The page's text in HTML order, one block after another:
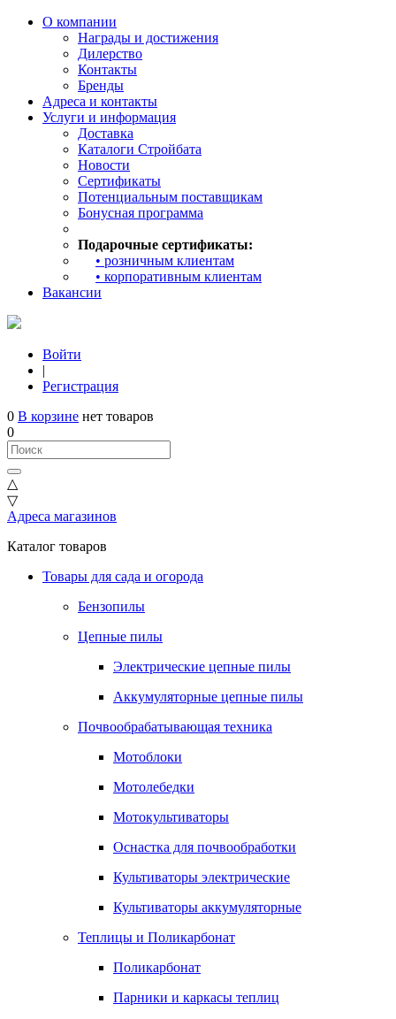
О компании
Награды и достижения
Дилерство
Контакты
Бренды
Адреса и контакты
Услуги и информация
Доставка
Каталоги Стройбата
Новости
Сертификаты
Потенциальным поставщикам
Бонусная программа
Подарочные сертификаты:
• розничным клиентам
• корпоративным клиентам
Вакансии
Войти
|
Регистрация
0 В корзине нет товаров
0
△
▽
Адреса магазинов
Каталог товаров
Товары для сада и огорода
Бензопилы
Цепные пилы
Электрические цепные пилы
Аккумуляторные цепные пилы
Почвообрабатывающая техника
Мотоблоки
Мотолебедки
Мотокультиваторы
Оснастка для почвообработки
Культиваторы электрические
Культиваторы аккумуляторные
Теплицы и Поликарбонат
Поликарбонат
Парники и каркасы теплиц